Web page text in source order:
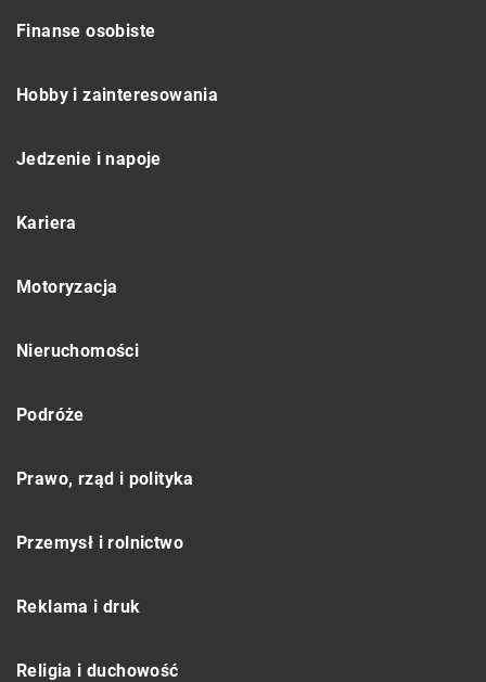
Finanse osobiste
Hobby i zainteresowania
Jedzenie i napoje
Kariera
Motoryzacja
Nieruchomości
Podróże
Prawo, rząd i polityka
Przemysł i rolnictwo
Reklama i druk
Religia i duchowość